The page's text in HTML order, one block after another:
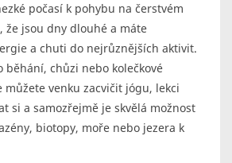
počasí k pohybu na čerstvém
že jsou dny dlouhé a máte
a chuti do nejrůznějších aktivit.
běhání, chůzi nebo kolečkové
můžete venku zacvičit jógu, lekci
si a samozřejmě je skvělá možnost
biotopy, moře nebo jezera k